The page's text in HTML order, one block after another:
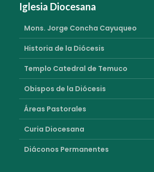
Iglesia Diocesana
Mons. Jorge Concha Cayuqueo
Historia de la Diócesis
Templo Catedral de Temuco
Obispos de la Diócesis
Áreas Pastorales
Curia Diocesana
Diáconos Permanentes